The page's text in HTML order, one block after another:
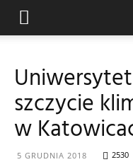
szczycie
w
5 GRUDNIA 2018 2530